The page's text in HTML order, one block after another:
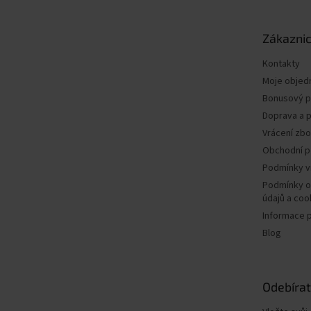
Kontakty
Moje
Bonusový
Doprava a
Vrácení
Obchodní
Podmínky
Podmínky
údajů a
Informace
Blog